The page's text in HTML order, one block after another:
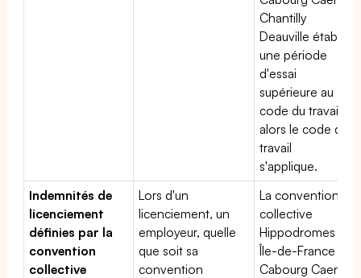
Chantilly
Deauville établit
une période
d'essai
supérieure au
code du travail,
alors le code du
travail
s'applique.
Indemnités de
licenciement
définies par la
convention
collective
Lors d'un
licenciement, un
employeur, quelle
que soit sa
convention
La convention
collective
Hippodromes
Île-de-France
Cabourg Caen